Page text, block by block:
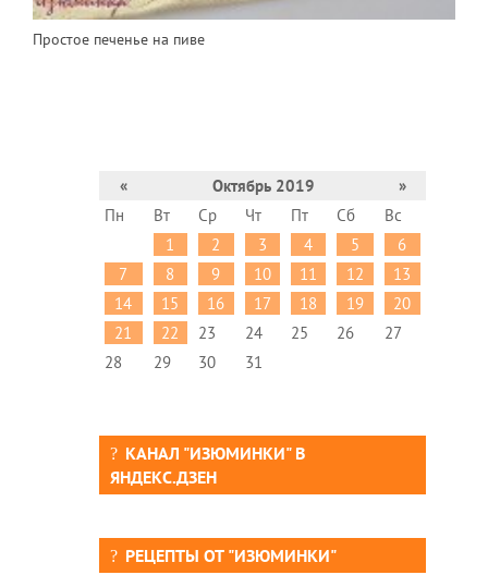
Простое печенье на пиве
« Октябрь 2019
»
Пн
Вт Ср Чт Пт Сб
Вс
1
2 3 4 5
6
7
8 9 10 11 12
13
14
15 16 17 18 19
20
21
22 23 24 25 26
27
28
29 30 31
КАНАЛ "ИЗЮМИНКИ" В
ЯНДЕКС.ДЗЕН
РЕЦЕПТЫ ОТ "ИЗЮМИНКИ"